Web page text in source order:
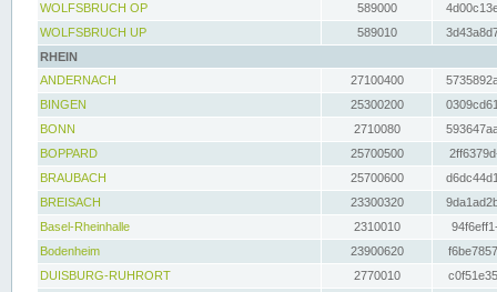
WOLFSBRUCH OP
589000
WOLFSBRUCH UP
589010
RHEIN
ANDERNACH
27100400
BINGEN
25300200
BONN
2710080
BOPPARD
25700500
BRAUBACH
25700600
BREISACH
23300320
Basel-Rheinhalle
2310010
Bodenheim
23900620
DUISBURG-RUHRORT
2770010